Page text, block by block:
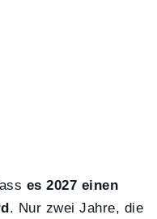
es 2027 einen
. Nur zwei Jahre, die